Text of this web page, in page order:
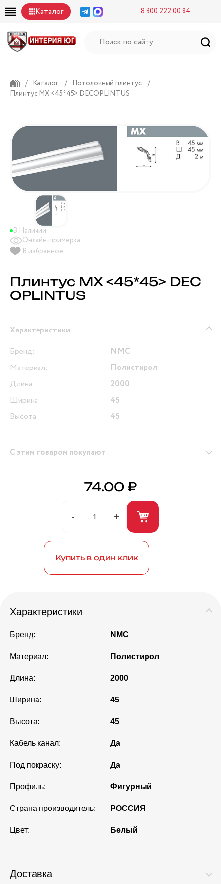
Каталог 8 800 222 00 84
/ Каталог / Потолочный плинтус
/
Плинтус MХ <45*45> DECOPLINTUS
В Наличии
Онлайн-примерка
В избранное
Плинтус MХ <45*45> DEC
OPLINTUS
Характеристики
Бренд:
NMC
Материал:
Полистирол
Длина:
2000
Ширина:
45
Высота:
45
С этим товаром покупают
Герметик универсальный (белый) 280мл ANDRE
BROS
74.00 ₽
Купить в один клик
Характеристики
Бренд: NMC
Материал: Полистирол
Длина: 2000
Ширина: 45
Высота: 45
Кабель канал: Да
Под покраску: Да
Профиль: Фигурный
Страна производитель: РОССИЯ
Цвет: Белый
Доставка